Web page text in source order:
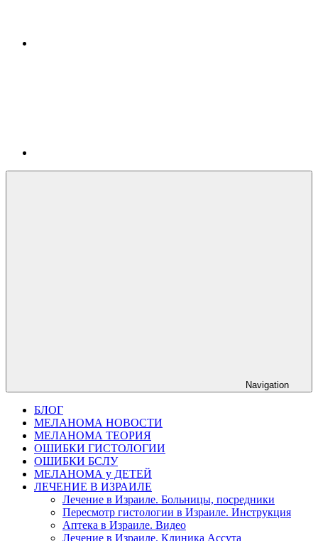
Navigation
БЛОГ
МЕЛАНОМА НОВОСТИ
МЕЛАНОМА ТЕОРИЯ
ОШИБКИ ГИСТОЛОГИИ
ОШИБКИ БСЛУ
МЕЛАНОМА у ДЕТЕЙ
ЛЕЧЕНИЕ В ИЗРАИЛЕ
Лечение в Израиле. Больницы, посредники
Пересмотр гистологии в Израиле. Инструкция
Аптека в Израиле. Видео
Лечение в Израиле. Клиника Ассута